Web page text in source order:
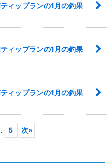
ィップランの1月の釣果
ィップランの1月の釣果
ィップランの1月の釣果
5 次»